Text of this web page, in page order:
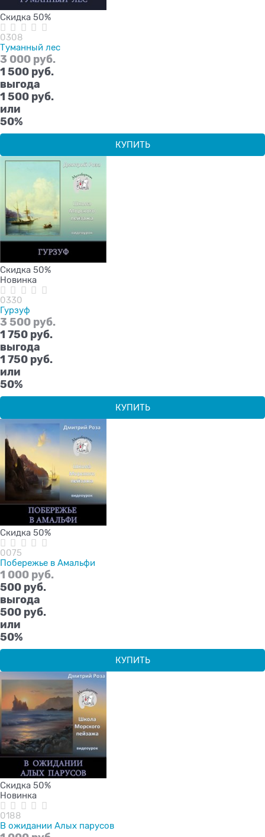
Скидка 50%
0308
Туманный лес
3 000 руб.
1 500 руб.
выгода
1 500 руб.
или
50%
КУПИТЬ
Скидка 50%
Новинка
0330
Гурзуф
3 500 руб.
1 750 руб.
выгода
1 750 руб.
или
50%
КУПИТЬ
Скидка 50%
0075
Побережье в Амальфи
1 000 руб.
500 руб.
выгода
500 руб.
или
50%
КУПИТЬ
Скидка 50%
Новинка
0188
В ожидании Алых парусов